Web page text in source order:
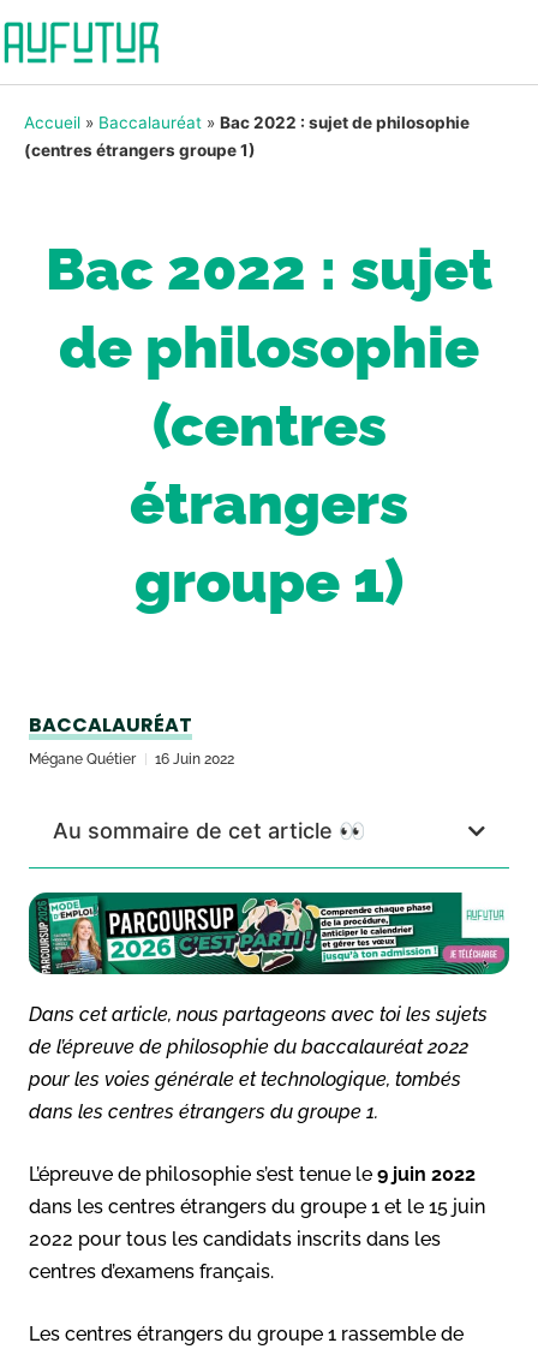
Accueil » Baccalauréat » Bac 2022 : sujet de philosophie
(centres étrangers groupe 1)
Bac 2022 : sujet
de philosophie
(centres
étrangers
groupe 1)
BACCALAURÉAT
Mégane Quétier 16 Juin 2022
Au sommaire de cet article 👀
Dans cet article, nous partageons avec toi les sujets
de l’épreuve de philosophie du baccalauréat 2022
pour les voies générale et technologique, tombés
dans les centres étrangers du groupe 1.
L’épreuve de philosophie s’est tenue le 9 juin 2022
dans les centres étrangers du groupe 1 et le 15 juin
2022 pour tous les candidats inscrits dans les
centres d’examens français.
Les centres étrangers du groupe 1 rassemble de